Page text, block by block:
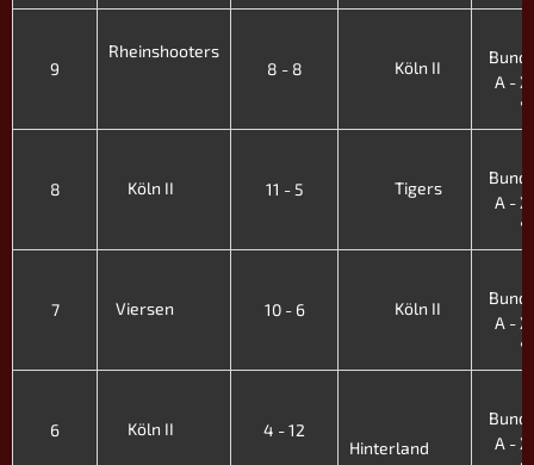
9
Rheinshooters
8 - 8
Köln II
A -
8 Köln II 11 - 5 Tigers
A -
7 Viersen 10 - 6 Köln II
A -
6 Köln II
4 - 12
Hinterland
A -